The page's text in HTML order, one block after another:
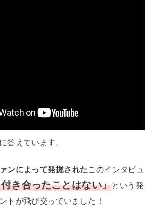
答えています。
ンによって発掘されたこのインタビュ
き合ったことはない」という発
トが飛び交っていました！